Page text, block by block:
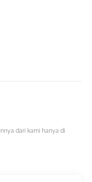
dari kami hanya di